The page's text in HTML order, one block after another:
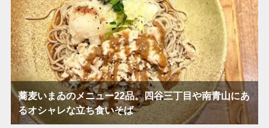
蕎麦いまゐのメニュー22品。四谷三丁目や南青山にあ
るオシャレな立ち食いそば